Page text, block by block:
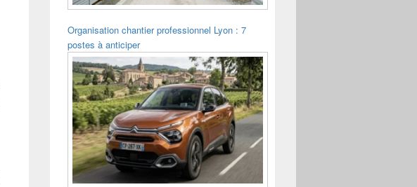
Organisation chantier professionnel Lyon : 7
postes à anticiper